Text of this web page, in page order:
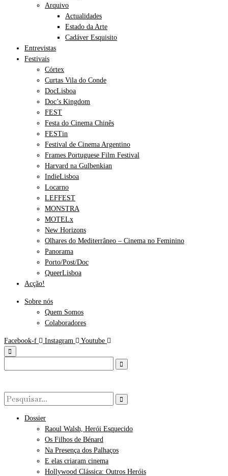
Arquivo
Actualidades
Estado da Arte
Cadáver Esquisito
Entrevistas
Festivais
Córtex
Curtas Vila do Conde
DocLisboa
Doc’s Kingdom
FEST
Festa do Cinema Chinês
FESTin
Festival de Cinema Argentino
Frames Portuguese Film Festival
Harvard na Gulbenkian
IndieLisboa
Locarno
LEFFEST
MONSTRA
MOTELx
New Horizons
Olhares do Mediterrâneo – Cinema no Feminino
Panorama
Porto/Post/Doc
QueerLisboa
Acção!
Sobre nós
Quem Somos
Colaboradores
Facebook-f Instagram Youtube
Dossier
Raoul Walsh, Herói Esquecido
Os Filhos de Bénard
Na Presença dos Palhaços
E elas criaram cinema
Hollywood Clássica: Outros Heróis